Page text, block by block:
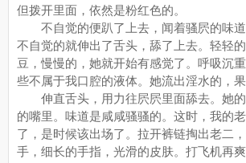
但拨开里面，依然是粉红色的。
不自觉的便趴了上去，闻着骚屄的味道
不自觉的就伸出了舌头，舔了上去。轻轻
豆，慢慢的，她就开始有感觉了。呼吸沉
些不属于我口腔的液体。她流出淫水的，果
伸直舌头，用力往屄屄里面舔去。她的
的嘴里。味道是咸咸骚骚的。这时，我的
了，是时候该出场了。拉开裤链掏出老二
手，细长的手指，光滑的皮肤。打飞机再